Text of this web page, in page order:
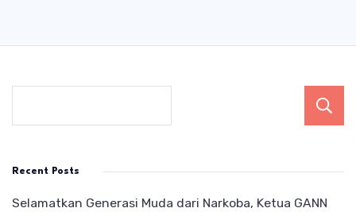
Recent Posts
Selamatkan Generasi Muda dari Narkoba, Ketua GANN